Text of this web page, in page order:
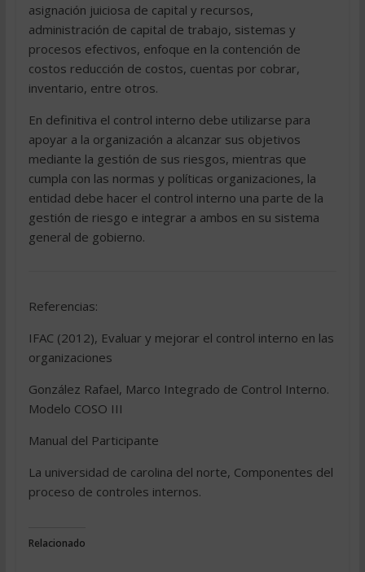
asignación juiciosa de capital y recursos,
administración de capital de trabajo, sistemas y
procesos efectivos, enfoque en la contención de
costos reducción de costos, cuentas por cobrar,
inventario, entre otros.
En definitiva el control interno debe utilizarse para
apoyar a la organización a alcanzar sus objetivos
mediante la gestión de sus riesgos, mientras que
cumpla con las normas y políticas organizaciones, la
entidad debe hacer el control interno una parte de la
gestión de riesgo e integrar a ambos en su sistema
general de gobierno.
Referencias:
IFAC (2012), Evaluar y mejorar el control interno en las
organizaciones
González Rafael, Marco Integrado de Control Interno.
Modelo COSO III
Manual del Participante
La universidad de carolina del norte, Componentes del
proceso de controles internos.
Relacionado